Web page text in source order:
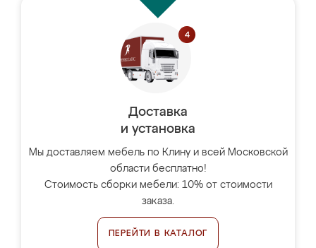
Доставка
и установка
Мы доставляем мебель по Клину и всей Московской
области бесплатно!
Стоимость сборки мебели: 10% от стоимости
заказа.
ПЕРЕЙТИ В КАТАЛОГ